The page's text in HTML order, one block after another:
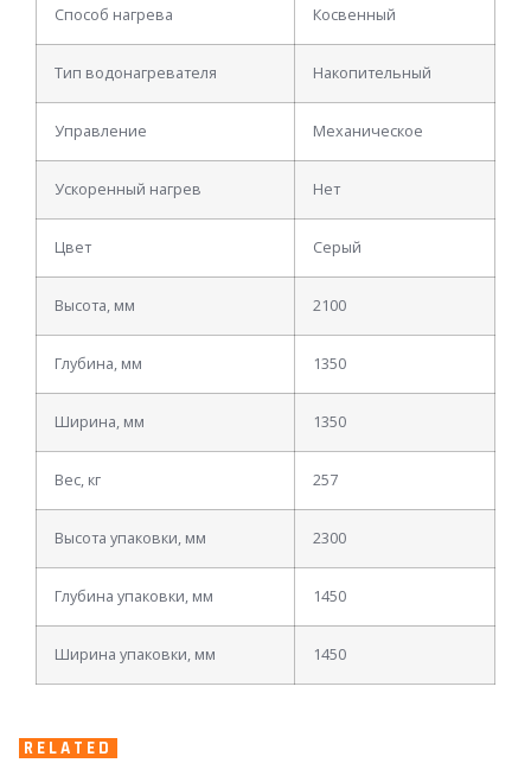
Способ нагрева Косвенный
Тип водонагревателя Накопительный
Управление Механическое
Ускоренный нагрев Нет
Цвет Серый
Высота, мм 2100
Глубина, мм 1350
Ширина, мм 1350
Вес, кг 257
Высота упаковки, мм 2300
Глубина упаковки, мм 1450
Ширина упаковки, мм 1450
RELATED